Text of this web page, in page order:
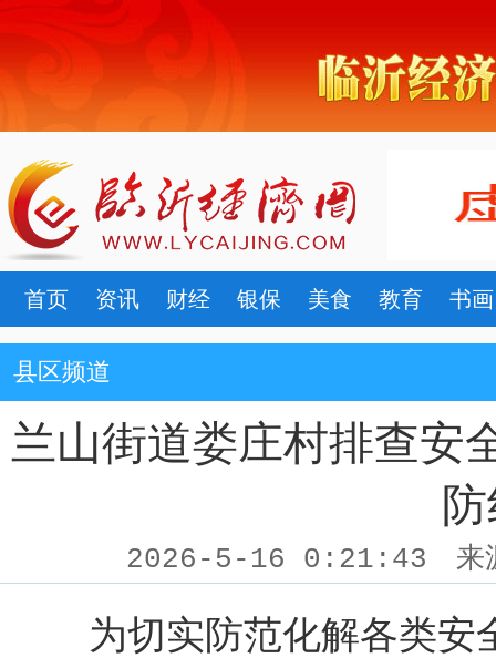
首页 资讯 财经 银保 美食 教育 书画
县区频道
兰山街道娄庄村排查安
2026-5-16 0:21:43 来
为切实防范化解各类安